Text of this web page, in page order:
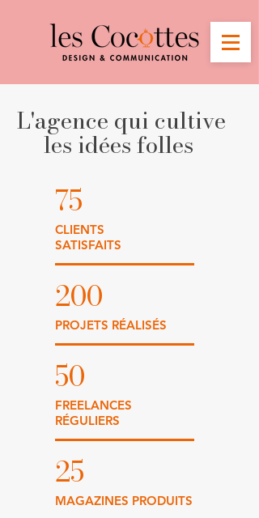
L'agence qui cultive
les idées folles
75
CLIENTS
SATISFAITS
200
PROJETS RÉALISÉS
50
FREELANCES
RÉGULIERS
25
MAGAZINES PRODUITS